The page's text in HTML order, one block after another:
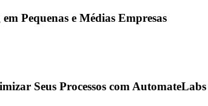
Pequenas e Médias Empresas
Seus Processos com AutomateLabs